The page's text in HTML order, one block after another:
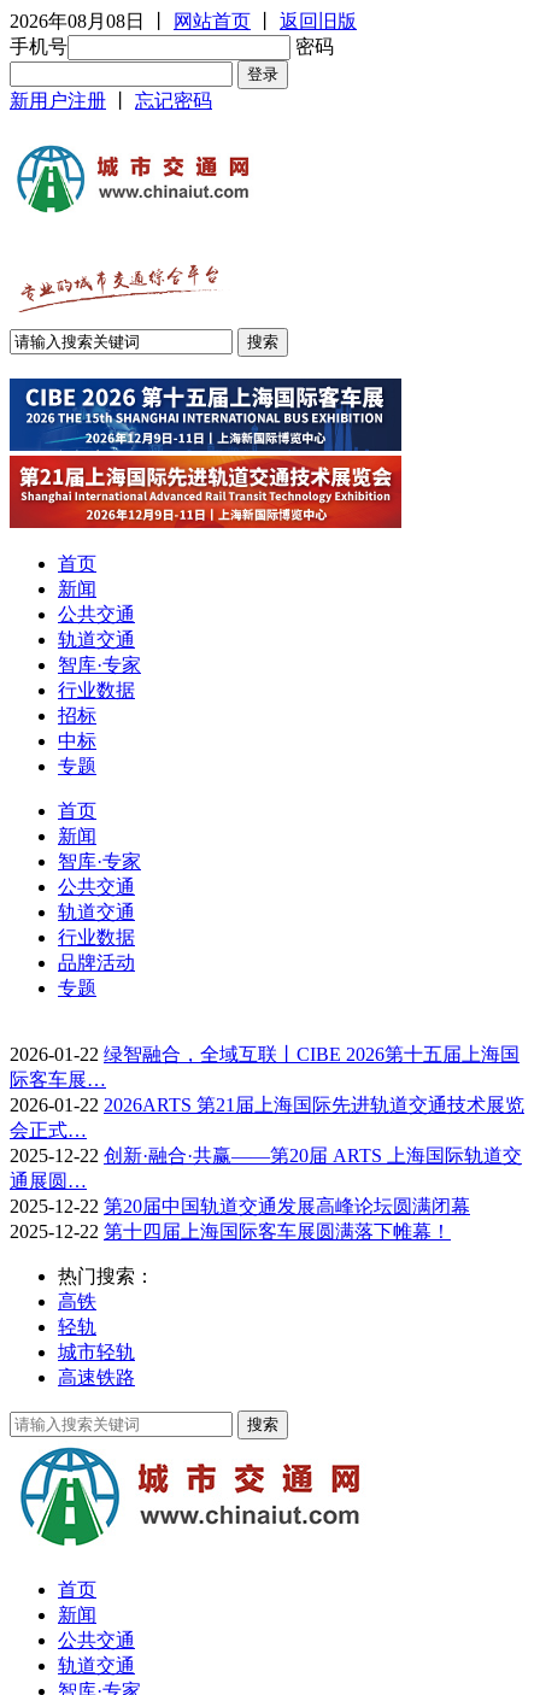
2026年08月08日 网站首页
返回旧版
手机号
密码
新用户注册 忘记密码
首页
新闻
公共交通
轨道交通
智库·专家
行业数据
招标
中标
专题
首页
新闻
智库·专家
公共交通
轨道交通
行业数据
品牌活动
专题
2026-01-22 绿智融合，全域互联丨CIBE 2026第十五届上海国
际客车展…
2026-01-22 2026ARTS 第21届上海国际先进轨道交通技术展览
会正式…
2025-12-22 创新·融合·共赢——第20届 ARTS 上海国际轨道交
通展圆…
2025-12-22 第20届中国轨道交通发展高峰论坛圆满闭幕
2025-12-22 第十四届上海国际客车展圆满落下帷幕！
热门搜索：
高铁
轻轨
城市轻轨
高速铁路
首页
新闻
公共交通
轨道交通
智库·专家